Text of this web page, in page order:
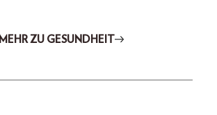
MEHR ZU GESUNDHEIT